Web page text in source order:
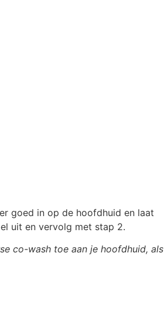
goed in op de hoofdhuid en laat
uit en vervolg met stap 2.
co-wash toe aan je hoofdhuid, als